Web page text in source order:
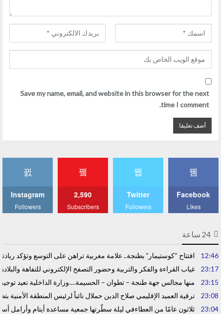
Save my name, email, and website in this browser for the next
time I comment.
Facebook
Likes
Twitter
Followers
2,590
Subscribers
Instagram
Followers
12:46
افتتاح “كوستيمار” بطنجة.. علامة مغربية تراهن على التوسع وتؤكد
23:17
غياب القراءة والفكر والتربية وحضور التصفح الإلكتروني للتفاهة
23:15
منها مجالس جهة طنجة – تطوان – الحسيمة….وزارة الداخلية تعيد
23:08
ترقية العميد الإقليمي صلاح الدين حملال نائباً لرئيس المنطقة الأمنية
23:04
ثلاثون عامًا من العطاءفي ليلة سطّرتها جمعية مساعدة أيتام وأرامل